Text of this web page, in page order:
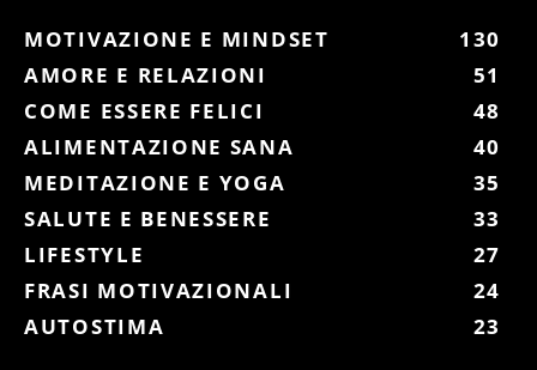
MOTIVAZIONE E MINDSET
130
AMORE E RELAZIONI
51
COME ESSERE FELICI
48
ALIMENTAZIONE SANA
40
MEDITAZIONE E YOGA
35
SALUTE E BENESSERE
33
LIFESTYLE
27
FRASI MOTIVAZIONALI
24
AUTOSTIMA
23